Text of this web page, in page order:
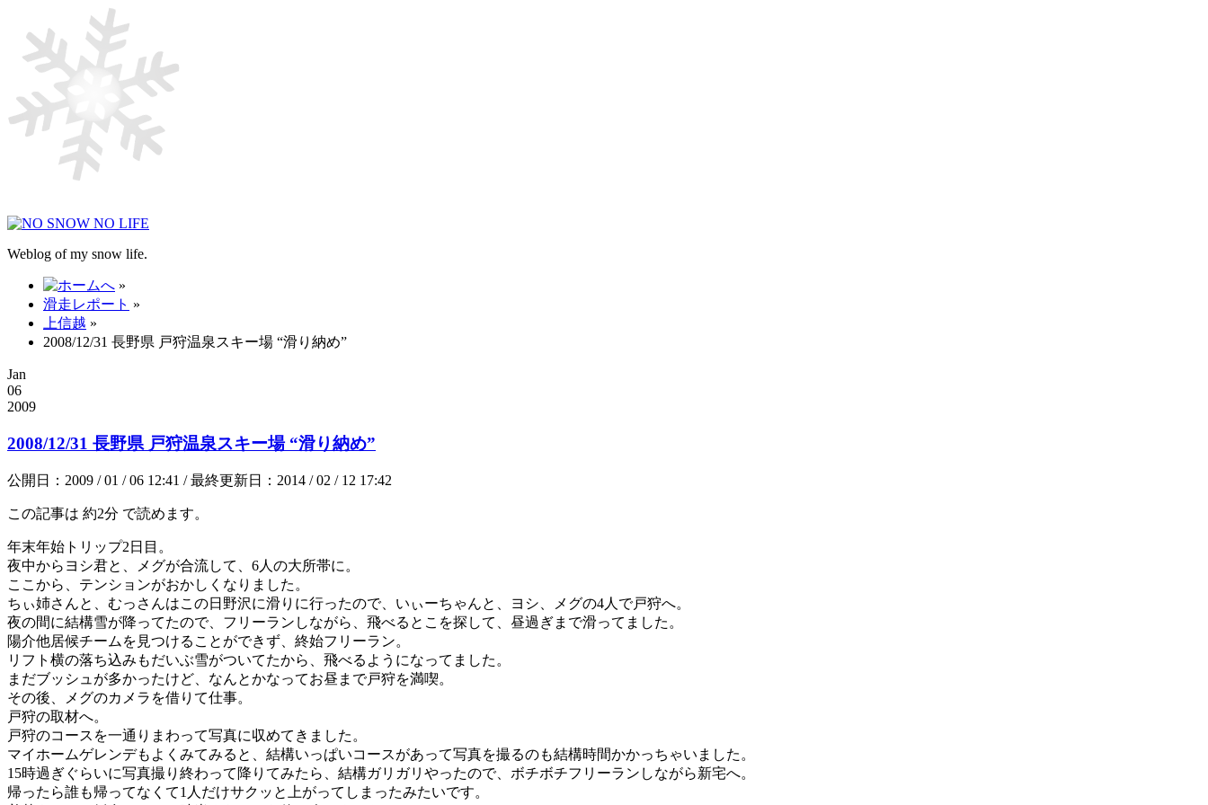
Weblog of my snow life.
»
滑走レポート »
上信越 »
2008/12/31 長野県 戸狩温泉スキー場 “滑り納め”
Jan
06
2009
2008/12/31 長野県 戸狩温泉スキー場 “滑り納め”
公開日：2009 / 01 / 06 12:41 / 最終更新日：2014 / 02 / 12 17:42
この記事は 約2分 で読めます。
年末年始トリップ2日目。
夜中からヨシ君と、メグが合流して、6人の大所帯に。
ここから、テンションがおかしくなりました。
ちぃ姉さんと、むっさんはこの日野沢に滑りに行ったので、いぃーちゃんと、ヨシ、メグの4人で戸狩へ。
夜の間に結構雪が降ってたので、フリーランしながら、飛べるとこを探して、昼過ぎまで滑ってました。
陽介他居候チームを見つけることができず、終始フリーラン。
リフト横の落ち込みもだいぶ雪がついてたから、飛べるようになってました。
まだブッシュが多かったけど、なんとかなってお昼まで戸狩を満喫。
その後、メグのカメラを借りて仕事。
戸狩の取材へ。
戸狩のコースを一通りまわって写真に収めてきました。
マイホームゲレンデもよくみてみると、結構いっぱいコースがあって写真を撮るのも結構時間かかっちゃいました。
15時過ぎぐらいに写真撮り終わって降りてみたら、結構ガリガリやったので、ボチボチフリーランしながら新宅へ。
帰ったら誰も帰ってなくて1人だけサクッと上がってしまったみたいです。